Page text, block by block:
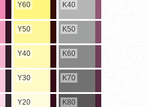
Y60
Y50
Y40
Y30
Y20
K40
K50
K60
K70
K80